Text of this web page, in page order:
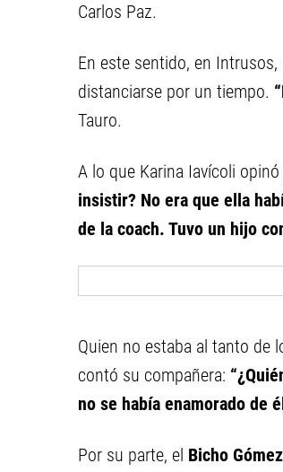
Carlos Paz.
En este sentido, en
distanciarse por un tiempo.
Tauro.
A lo que Karina Iavícoli
insistir? No era que ella
de la coach. Tuvo un hijo
Quien no estaba al tanto de
contó su compañera:
no se había enamorado de
Por su parte, el Bicho Gómez